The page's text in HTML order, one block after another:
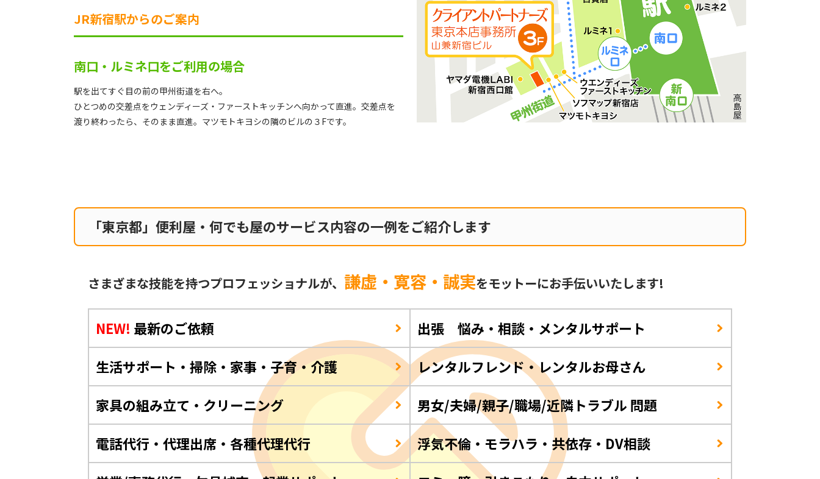
JR新宿駅からのご案内
南口・ルミネ口をご利用の場合
駅を出てすぐ目の前の甲州街道を右へ。
ひとつめの交差点をウェンディーズ・ファーストキッチンへ向かって直進。交差点を
渡り終わったら、そのまま直進。マツモトキヨシの隣のビルの３Fです。
「東京都」便利屋・何でも屋のサービス内容の一例をご紹介します
さまざまな技能を持つプロフェッショナルが、謙虚・寛容・誠実をモットーにお手伝いいたします!
NEW! 最新のご依頼
出張 悩み・相談・メンタルサポート
生活サポート・掃除・家事・子育・介護
レンタルフレンド・レンタルお母さん
家具の組み立て・クリーニング
男女/夫婦/親子/職場/近隣トラブル 問題
電話代行・代理出席・各種代理代行
浮気不倫・モラハラ・共依存・DV相談